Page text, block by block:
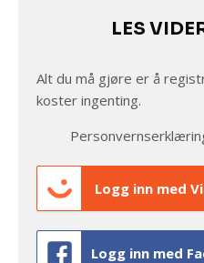
LES
Alt du må gjøre er å
koster ingenting.
Logg inn med
Logg inn med